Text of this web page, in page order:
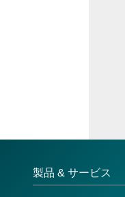
製品 & サービス